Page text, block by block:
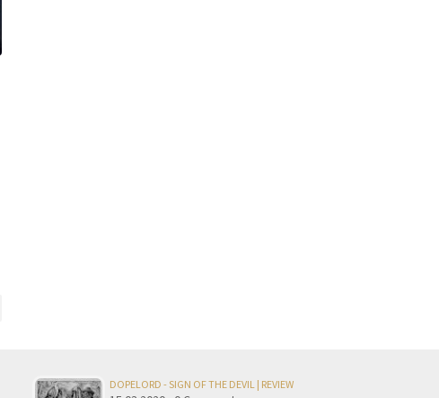
DOPELORD - SIGN OF THE DEVIL | REVIEW